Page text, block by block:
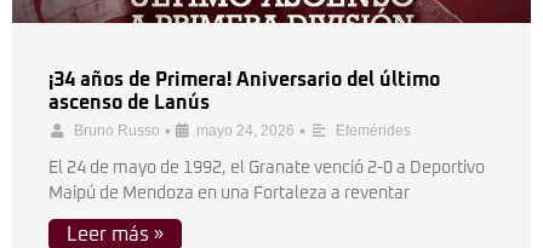
¡34 años de Primera! Aniversario del último
ascenso de Lanús
Bruno Russo • mayo 24, 2026 • Efemérides
El 24 de mayo de 1992, el Granate venció 2-0 a Deportivo
Maipú de Mendoza en una Fortaleza a reventar
Leer más »